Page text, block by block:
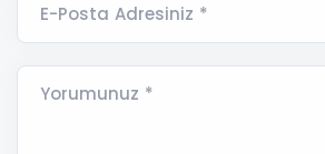
E-Posta Adresiniz *
Yorumunuz *